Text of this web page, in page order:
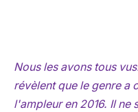
Nous les avons tous
révèlent que le genre a
l'ampleur en 2016. Il ne